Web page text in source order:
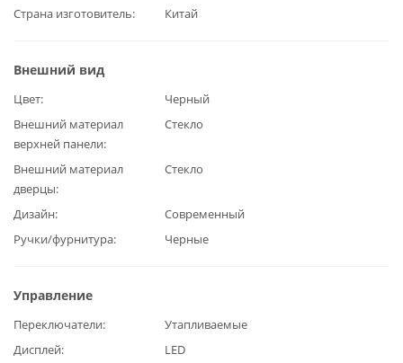
Страна изготовитель
Китай
Внешний вид
Цвет
Черный
Внешний материал
верхней панели
Стекло
Внешний материал
дверцы
Стекло
Дизайн
Современный
Ручки/фурнитура
Черные
Управление
Переключатели
Утапливаемые
Дисплей
LED